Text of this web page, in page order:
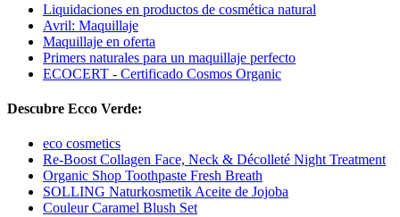
Liquidaciones en productos de cosmética natural
Avril: Maquillaje
Maquillaje en oferta
Primers naturales para un maquillaje perfecto
ECOCERT - Certificado Cosmos Organic
Descubre Ecco Verde:
eco cosmetics
Re-Boost Collagen Face, Neck & Décolleté Night Treatment
Organic Shop Toothpaste Fresh Breath
SOLLING Naturkosmetik Aceite de Jojoba
Couleur Caramel Blush Set